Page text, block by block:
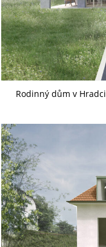
Rodinný dům v Hradci